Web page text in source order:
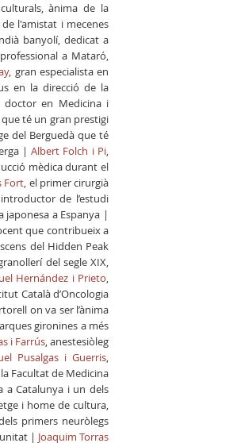
ànima de la
de l'amistat i mecenes
banyolí, dedicat a
a Mataró,
, gran especialista en
en la direcció de la
doctor en Medicina i
té un gran prestigi
del Berguedà que té
|Albert Folch i Pi,
mèdica durant el
Fort, el primer cirurgià
de l’estudi
japonesa a Espanya |
que contribueix a
del Hidden Peak
del segle XIX,
Hernández i Prieto,
Català d’Oncologia
on va ser l’ànima
gironines a més
i Farrús, anestesiòleg
Pusalgas i Guerris,
Facultat de Medicina
a Catalunya i un dels
i home de cultura,
primers neuròlegs
| Joaquim Torras